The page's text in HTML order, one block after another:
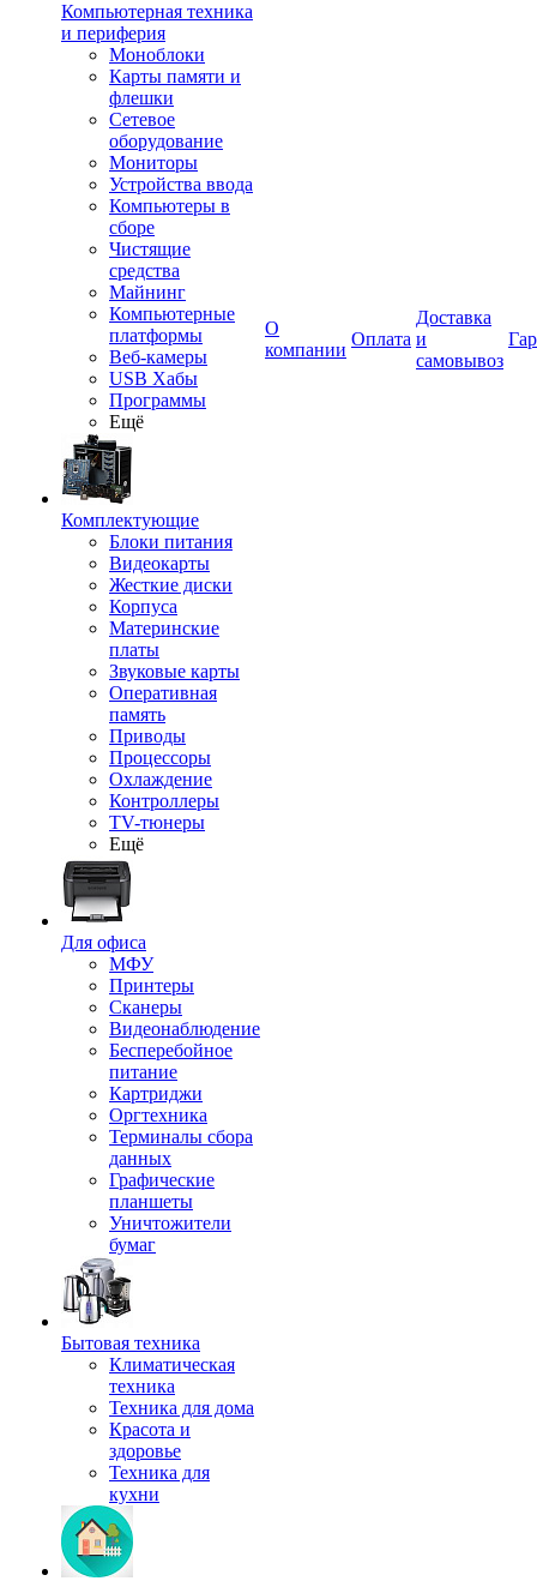
Компьютерная техника
и периферия
Моноблоки
Карты памяти и
флешки
Сетевое
оборудование
Мониторы
Устройства ввода
Компьютеры в
сборе
Чистящие
средства
Майнинг
Компьютерные
платформы
Веб-камеры
USB Хабы
Программы
Ещё
Комплектующие
Блоки питания
Видеокарты
Жесткие диски
Корпуса
Материнские
платы
Звуковые карты
Оперативная
память
Приводы
Процессоры
Охлаждение
Контроллеры
TV-тюнеры
Ещё
Для офиса
МФУ
Принтеры
Сканеры
Видеонаблюдение
Бесперебойное
питание
Картриджи
Оргтехника
Терминалы сбора
данных
Графические
планшеты
Уничтожители
бумаг
Бытовая техника
Климатическая
техника
Техника для дома
Красота и
здоровье
Техника для
кухни
О
компании
Оплата
Доставка
и
самовывоз